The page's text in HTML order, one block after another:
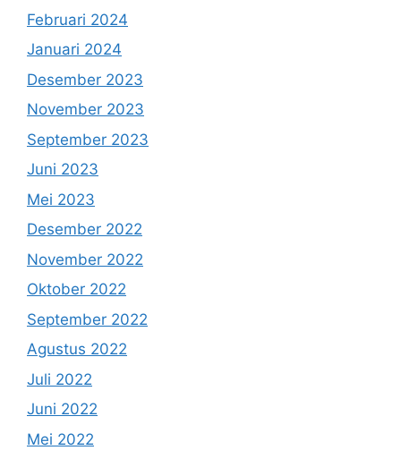
Februari 2024
Januari 2024
Desember 2023
November 2023
September 2023
Juni 2023
Mei 2023
Desember 2022
November 2022
Oktober 2022
September 2022
Agustus 2022
Juli 2022
Juni 2022
Mei 2022